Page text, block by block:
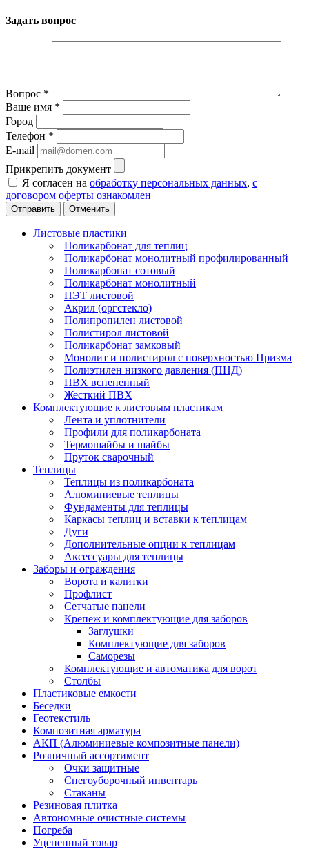
Задать вопрос
Вопрос *
Ваше имя *
Город
Телефон *
E-mail
Прикрепить документ
Я согласен на обработку персональных данных, с
договором оферты ознакомлен
Отменить
Листовые пластики
Поликарбонат для теплиц
Поликарбонат монолитный профилированный
Поликарбонат сотовый
Поликарбонат монолитный
ПЭТ листовой
Акрил (оргстекло)
Полипропилен листовой
Полистирол листовой
Поликарбонат замковый
Монолит и полистирол с поверхностью Призма
Полиэтилен низкого давления (ПНД)
ПВХ вспененный
Жесткий ПВХ
Комплектующие к листовым пластикам
Лента и уплотнители
Профили для поликарбоната
Термошайбы и шайбы
Пруток сварочный
Теплицы
Теплицы из поликарбоната
Алюминиевые теплицы
Фундаменты для теплицы
Каркасы теплиц и вставки к теплицам
Дуги
Дополнительные опции к теплицам
Аксессуары для теплицы
Заборы и ограждения
Ворота и калитки
Профлист
Сетчатые панели
Крепеж и комплектующие для заборов
Заглушки
Комплектующие для заборов
Саморезы
Комплектующие и автоматика для ворот
Столбы
Пластиковые емкости
Беседки
Геотекстиль
Композитная арматура
АКП (Алюминиевые композитные панели)
Розничный ассортимент
Очки защитные
Снегоуборочный инвентарь
Стаканы
Резиновая плитка
Автономные очистные системы
Погреба
Уцененный товар